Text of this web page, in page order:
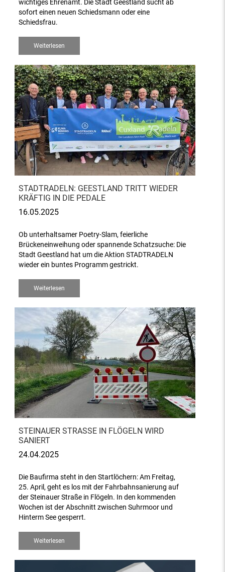
wichtiges Ehrenamt. Die Stadt Geestland sucht ab
sofort einen neuen Schiedsmann oder eine
Schiedsfrau.
Weiterlesen
STADTRADELN: GEESTLAND TRITT WIEDER
KRÄFTIG IN DIE PEDALE
16.05.2025
Ob unterhaltsamer Poetry-Slam, feierliche
Brückeneinweihung oder spannende Schatzsuche: Die
Stadt Geestland hat um die Aktion STADTRADELN
wieder ein buntes Programm gestrickt.
Weiterlesen
STEINAUER STRASSE IN FLÖGELN WIRD S
ANIERT
24.04.2025
Die Baufirma steht in den Startlöchern: Am Freitag,
25. April, geht es los mit der Fahrbahnsanierung auf
der Steinauer Straße in Flögeln. In den kommenden
Wochen ist der Abschnitt zwischen Suhrmoor und
Hinterm See gesperrt.
Weiterlesen